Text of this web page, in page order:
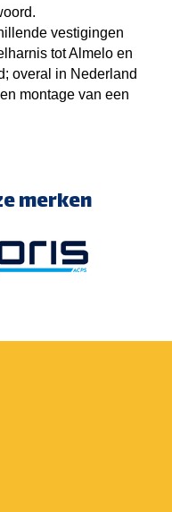
vestigingen
tot Almelo en
overal in Nederland
montage van een
merken